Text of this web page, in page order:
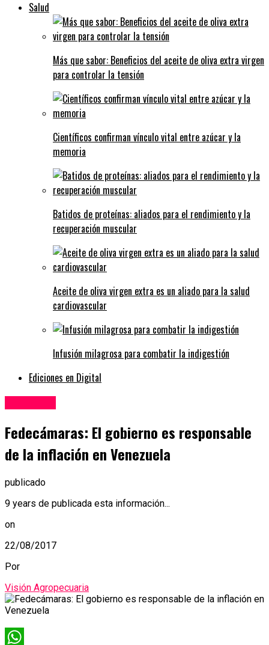
Salud
Más que sabor: Beneficios del aceite de oliva extra virgen
para controlar la tensión
Científicos confirman vínculo vital entre azúcar y la
memoria
Batidos de proteínas: aliados para el rendimiento y la
recuperación muscular
Aceite de oliva virgen extra es un aliado para la salud
cardiovascular
Infusión milagrosa para combatir la indigestión
Ediciones en Digital
Fedecámaras: El gobierno es responsable
de la inflación en Venezuela
publicado
9 years de publicada esta información...
on
22/08/2017
Por
Visión Agropecuaria